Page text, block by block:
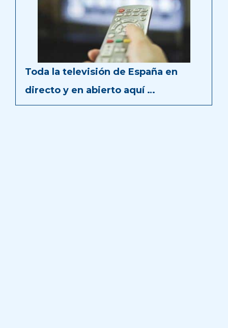
Toda la televisión de España en
directo y en abierto aquí …